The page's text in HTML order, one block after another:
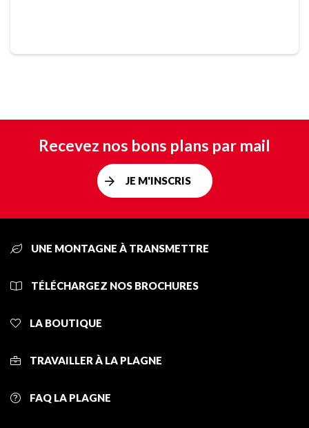
Recevez nos bons plans par mail
JE M'INSCRIS
UNE MONTAGNE À TRANSMETTRE
TÉLÉCHARGEZ NOS BROCHURES
LA BOUTIQUE
TRAVAILLER À LA PLAGNE
FAQ LA PLAGNE